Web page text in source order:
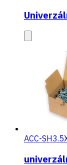
ACC-